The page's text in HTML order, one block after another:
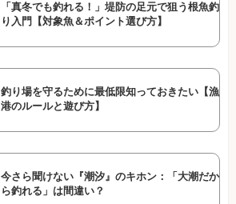
「真冬でも釣れる！」堤防の足元で狙う根魚釣
り入門【対象魚＆ポイント選び方】
釣り場を守るために最低限知っておきたい【漁
港のルールと遊び方】
今さら聞けない『潮汐』のキホン：「大潮だか
ら釣れる」は間違い？